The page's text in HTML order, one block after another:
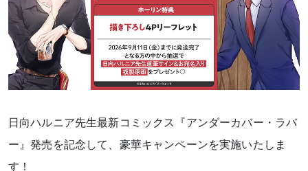
日向ハルニア先生最新コミックス『アンダーカバー・ラバ
ー』発売を記念して、豪華キャンペーンを実施いたしま
す！